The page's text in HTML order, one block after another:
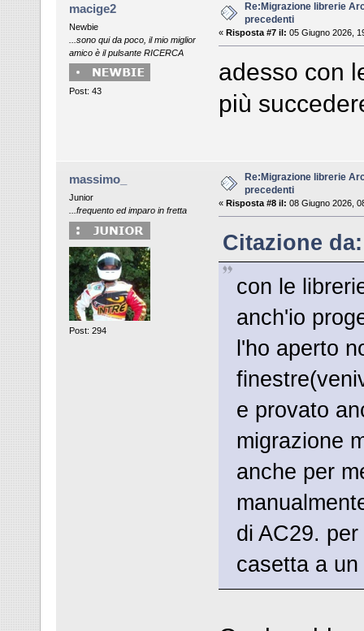
macige2
Newbie
...sono qui da poco, il mio miglior
amico è il pulsante RICERCA
Post: 43
Re:Migrazione librerie
precedenti
« Risposta #7 il: 05 Giugno 2026,
adesso con
più
massimo_
Junior
...frequento ed imparo in fretta
Post: 294
Re:Migrazione librerie
precedenti
« Risposta #8 il: 08 Giugno 2026,
Citazione
con le
anch'io
l'ho aperto
e provato
migrazione
anche per
di AC29.
casetta a